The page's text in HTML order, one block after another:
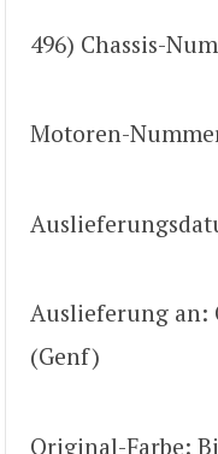
496) Chassis-
Motoren-
Auslieferung an:
(Genf)
Original-Farbe: